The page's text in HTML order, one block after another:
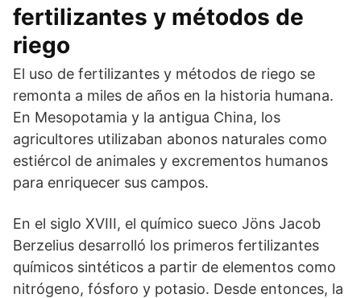
fertilizantes y métodos de
riego
El uso de fertilizantes y métodos de riego se
remonta a miles de años en la historia humana.
En Mesopotamia y la antigua China, los
agricultores utilizaban abonos naturales como
estiércol de animales y excrementos humanos
para enriquecer sus campos.
En el siglo XVIII, el químico sueco Jöns Jacob
Berzelius desarrolló los primeros fertilizantes
químicos sintéticos a partir de elementos como
nitrógeno, fósforo y potasio. Desde entonces, la